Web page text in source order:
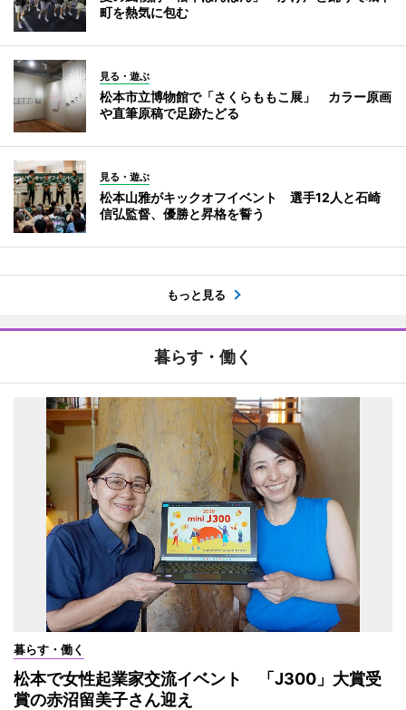
町を熱気に包む
見る・遊ぶ
松本市立博物館で「さくらももこ展」 カラー原画
や直筆原稿で足跡たどる
見る・遊ぶ
松本山雅がキックオフイベント 選手12人と石崎
信弘監督、優勝と昇格を誓う
もっと見る
暮らす・働く
暮らす・働く
松本で女性起業家交流イベント 「J300」大賞受
賞の赤沼留美子さん迎え